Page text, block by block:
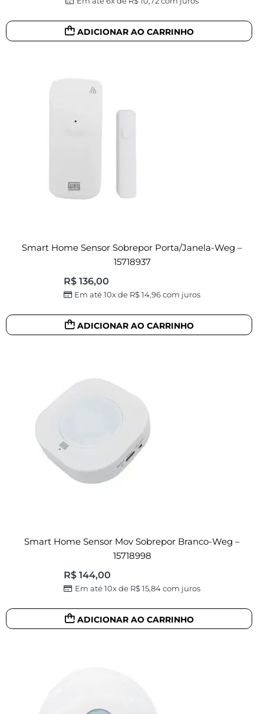
ADICIONAR AO CARRINHO
Smart Home Sensor Sobrepor Porta/janela-Weg –
15718937
R$136,00
Em até 10x de R$14,96com juros
ADICIONAR AO CARRINHO
Smart Home Sensor Mov Sobrepor Branco-Weg –
15718998
R$ 144,00
Em até 10x de R$15,84com juros
ADICIONAR AO CARRINHO